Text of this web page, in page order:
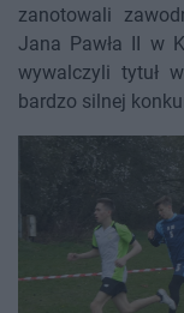
zanotowali
Jana Pawła II w
wywalczyli tytuł
bardzo silnej